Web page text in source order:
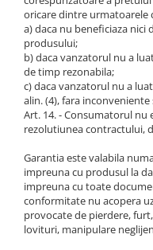
oricare dintre urmatoarele
a) daca nu beneficiaza nici
produsului;
b) daca vanzatorul nu a
de timp rezonabila;
c) daca vanzatorul nu a
alin. (4), fara
Art. 14. - Consumatorul
rezolutiunea contractului,
Garantia este valabila
impreuna cu produsul la
impreuna cu toate
conformitate nu acopera
provocate de pierdere,
lovituri, manipulare